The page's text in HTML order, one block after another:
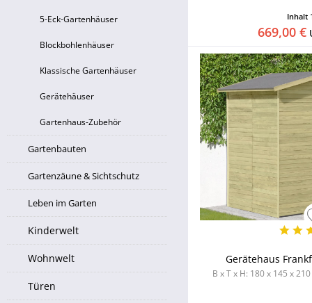
5-Eck-Gartenhäuser
Blockbohlenhäuser
Klassische Gartenhäuser
Gerätehäuser
Gartenhaus-Zubehör
Gartenbauten
Gartenzäune & Sichtschutz
Leben im Garten
Kinderwelt
Wohnwelt
Türen
Inhalt
669,00 €
Gerätehaus
B x T x H: 180 x 145 x